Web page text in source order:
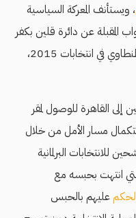
، ويستأنف المعركة السياسية
المقبلة عن دائرة قلين بكفر
الشيخ، وهي الدائرة نفسها التي مثَّلها الطنطاوي في انتخابات 2015،
مسار الأمل من خلال
للانتخابات البرلمانية
التي انتهت بحبسه مع
عليهم بالحبس